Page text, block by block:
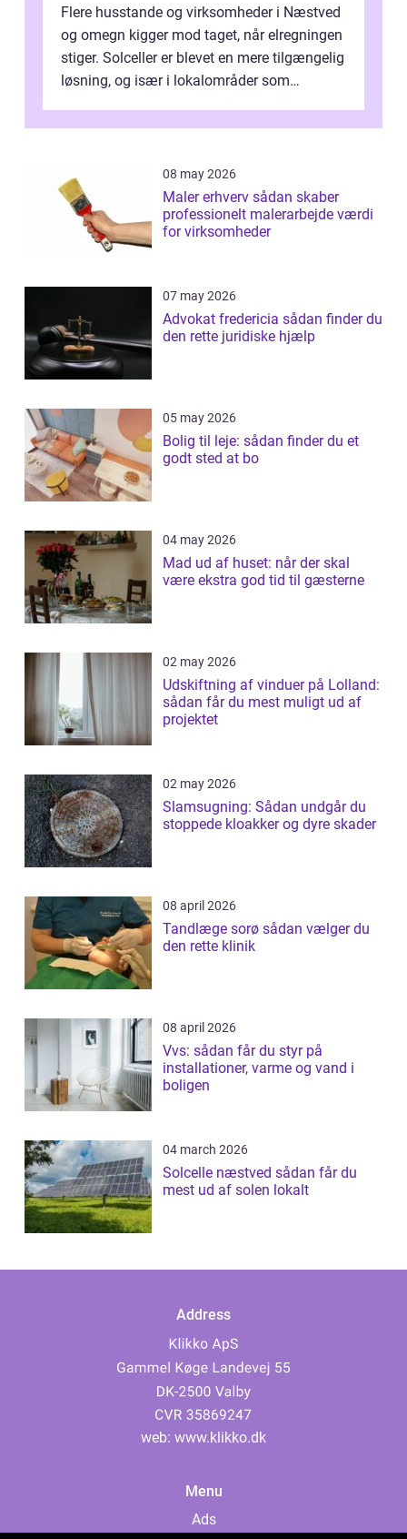
Flere husstande og virksomheder i Næstved
og omegn kigger mod taget, når elregningen
stiger. Solceller er blevet en mere tilgængelig
løsning, og især i lokalområder som
08 may 2026
Maler erhverv sådan skaber
professionelt malerarbejde værdi
for virksomheder
07 may 2026
Advokat fredericia sådan finder du
den rette juridiske hjælp
05 may 2026
Bolig til leje: sådan finder du et
godt sted at bo
04 may 2026
Mad ud af huset: når der skal
være ekstra god tid til gæsterne
02 may 2026
Udskiftning af vinduer på Lolland:
sådan får du mest muligt ud af
projektet
02 may 2026
Slamsugning: Sådan undgår du
stoppede kloakker og dyre skader
08 april 2026
Tandlæge sorø sådan vælger du
den rette klinik
08 april 2026
Vvs: sådan får du styr på
installationer, varme og vand i
boligen
04 march 2026
Solcelle næstved sådan får du
mest ud af solen lokalt
Address
web: www.klikko.dk
Menu
Ads